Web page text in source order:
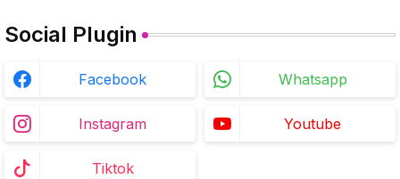
Social Plugin
Facebook Whatsapp
Instagram Youtube
Tiktok